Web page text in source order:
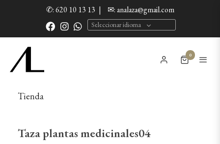
✆: 620 10 13 13 | ✉: analaza@gmail.com
Seleccionar idioma
0
Tienda
Taza plantas medicinales04